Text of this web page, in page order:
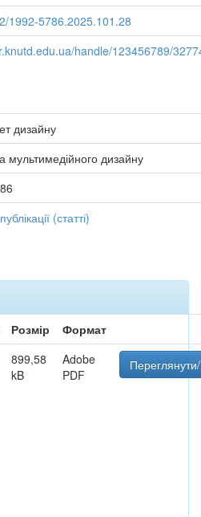
1992-5786.2025.101.28
handle/123456789/
дизайну
мультимедійного дизайну
(статті)
Розмір
Формат
899,58
kB
Adobe
PDF